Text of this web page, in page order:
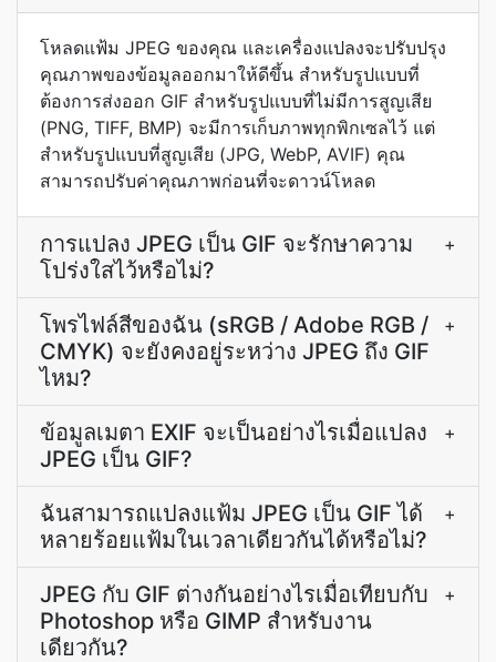
โหลดแฟ้ม JPEG ของคุณ และเครื่องแปลงจะปรับปรุง
คุณภาพของข้อมูลออกมาให้ดีขึ้น สำหรับรูปแบบที่
ต้องการส่งออก GIF สำหรับรูปแบบที่ไม่มีการสูญเสีย
(PNG, TIFF, BMP) จะมีการเก็บภาพทุกพิกเซลไว้ แต่
สำหรับรูปแบบที่สูญเสีย (JPG, WebP, AVIF) คุณ
สามารถปรับค่าคุณภาพก่อนที่จะดาวน์โหลด
การแปลง JPEG เป็น GIF จะรักษาความ
โปร่งใสไว้หรือไม่?
+
โพรไฟล์สีของฉัน (sRGB / Adobe RGB /
CMYK) จะยังคงอยู่ระหว่าง JPEG ถึง GIF
ไหม?
+
ข้อมูลเมตา EXIF จะเป็นอย่างไรเมื่อแปลง
JPEG เป็น GIF?
+
ฉันสามารถแปลงแฟ้ม JPEG เป็น GIF ได้
หลายร้อยแฟ้มในเวลาเดียวกันได้หรือไม่?
+
JPEG กับ GIF ต่างกันอย่างไรเมื่อเทียบกับ
Photoshop หรือ GIMP สำหรับงาน
เดียวกัน?
+